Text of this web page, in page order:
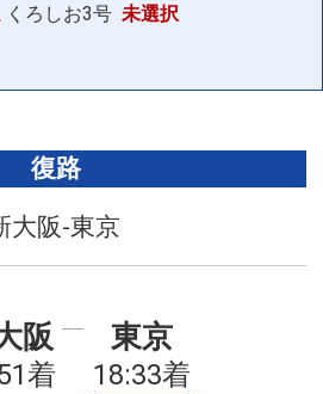
くろしお3号 未選択
復路
大阪-東京
阪
着
東京
18:33着